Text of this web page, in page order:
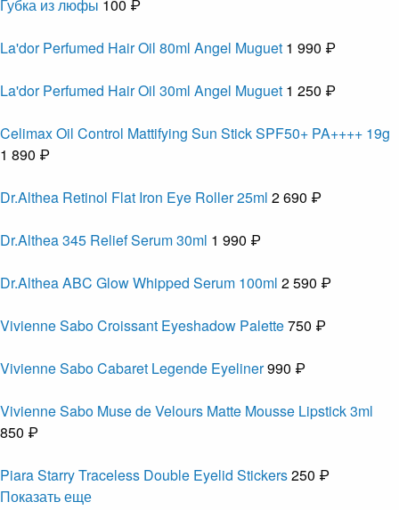
Губка из люфы 100 ₽
La'dor Perfumed Hair Oil 80ml Angel Muguet 1 990 ₽
La'dor Perfumed Hair Oil 30ml Angel Muguet 1 250 ₽
Celimax Oil Control Mattifying Sun Stick SPF50+ PA++++ 19g
1 890 ₽
Dr.Althea Retinol Flat Iron Eye Roller 25ml 2 690 ₽
Dr.Althea 345 Relief Serum 30ml 1 990 ₽
Dr.Althea ABC Glow Whipped Serum 100ml 2 590 ₽
Vivienne Sabo Croissant Eyeshadow Palette750 ₽
Vivienne Sabo Cabaret Legende Eyeliner990 ₽
Vivienne Sabo Muse de Velours Matte Mousse Lipstick 3ml
850 ₽
Piara Starry Traceless Double Eyelid Stickers250 ₽
Показать еще